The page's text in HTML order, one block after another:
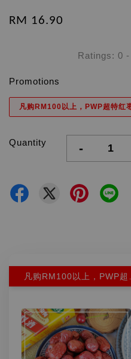
RM 16.90
Ratings: 0 -
Promotions
凡购RM100以上，PWP超特
Quantity -